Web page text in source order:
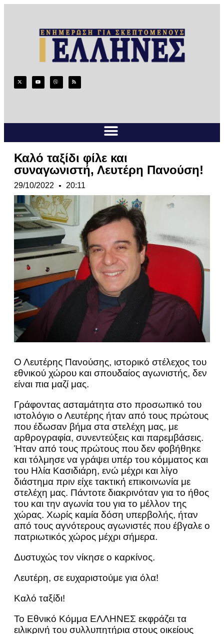
Καλό ταξίδι φίλε και
συναγωνιστή, Λευτέρη Πανούση!
29/10/2022 20:11
Ο Λευτέρης Πανούσης, ιστορικό στέλεχος του
εθνικού χώρου και σπουδαίος αγωνιστής, δεν
είναι πια μαζί μας.
Γράφοντας ασταμάτητα στο προσωπικό του
ιστολόγιο ο Λευτέρης ήταν από τους πρώτους
που έδωσαν βήμα στα στελέχη μας, με
αρθρογραφία, συνεντεύξεις και παρεμβάσεις.
Ήταν από τους πρώτους που δεν φοβήθηκε
και τόλμησε να γράψει υπέρ του κόμματος και
του Ηλία Κασιδιάρη, ενώ μέχρι και λίγο
διάστημα πριν είχε τακτική επικοινωνία με
στελέχη μας. Πάντοτε διακρινόταν για το ήθος
του και την αγωνία του για το μέλλον της
χώρας. Χωρίς καμία δόση υπερβολής, ήταν
από τους αγνότερους αγωνιστές που έβγαλε ο
πατριωτικός χώρος μέχρι σήμερα.
Δυστυχώς τον νίκησε ο καρκίνος.
Λευτέρη, σε ευχαριστούμε για όλα!
Καλό ταξίδι!
Το Εθνικό Κόμμα ΕΛΛΗΝΕΣ εκφράζει τα
ειλικρινή του συλλυπητήρια στους οικείους